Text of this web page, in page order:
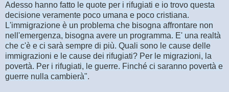
Adesso hanno fatto le quote per i rifugiati e io trovo questa
decisione veramente poco umana e poco cristiana.
L'immigrazione è un problema che bisogna affrontare non
nell'emergenza, bisogna avere un programma. E' una realtà
che c'è e ci sarà sempre di più. Quali sono le cause delle
immigrazioni e le cause dei rifugiati? Per le migrazioni, la
povertà. Per i rifugiati, le guerre. Finché ci saranno povertà e
guerre nulla cambierà".